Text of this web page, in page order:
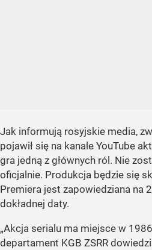
Jak informują rosyjskie media,
pojawił się na kanale YouTube
gra jedną z głównych ról. Nie
oficjalnie. Produkcja będzie się
Premiera jest zapowiedziana na
dokładnej daty.
„Akcja serialu ma miejsce w
departament KGB ZSRR